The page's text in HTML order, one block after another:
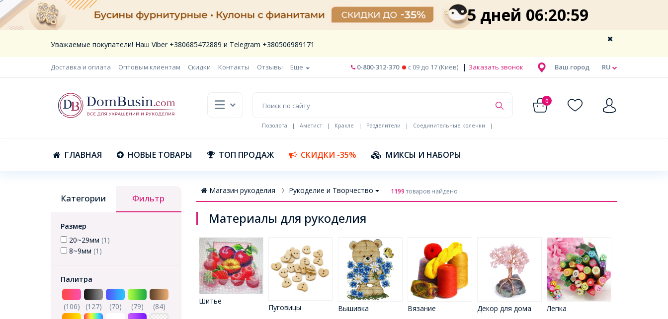
5 дней 06:20:57
Уважаемые покупатели! Наш Viber +380685472889 и Telegram +380506989171
Доставка и оплата Оптовым клиентам Скидки Контакты Отзывы Еще RU
Ваш город
0-800-312-370 c 09 до 17 (Киев) | Заказать звонок
0
Позолота | Аметист | Кракле | Разделители | Соединительные колечки
|
ГЛАВНАЯ НОВЫЕ ТОВАРЫ ТОП ПРОДАЖ СКИДКИ -35% МИКСЫ И НАБОРЫ
Категории Фильтр
Размер
20~29мм (1)
8~9мм (1)
Палитра
(106) (127) (70) (79) (84)
Магазин рукоделия Рукоделие и Творчество 1199товаров найдено
Материалы для рукоделия
Шитье
Пуговицы Вышивка Вязание Декор для дома Лепка